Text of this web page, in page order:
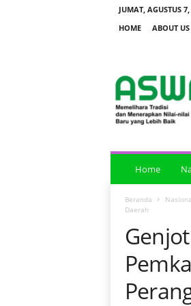
JUMAT, AGUSTUS
HOME
ABOUT US
n
w
Home
Beranda
Daerah